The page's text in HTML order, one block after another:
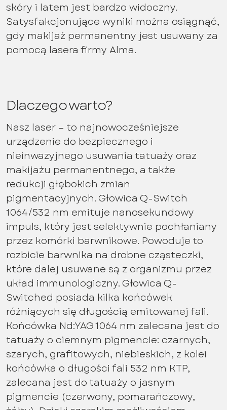
skóry i latem jest bardzo widoczny.
Satysfakcjonujące wyniki można osiągnąć,
gdy makijaż permanentny jest usuwany za
pomocą lasera firmy Alma.
Dlaczego warto?
Nasz laser – to najnowocześniejsze
urządzenie do bezpiecznego i
nieinwazyjnego usuwania tatuaży oraz
makijażu permanentnego, a także
redukcji głębokich zmian
pigmentacyjnych. Głowica Q-Switch
1064/532 nm emituje nanosekundowy
impuls, który jest selektywnie pochłaniany
przez komórki barwnikowe. Powoduje to
rozbicie barwnika na drobne cząsteczki,
które dalej usuwane są z organizmu przez
układ immunologiczny. Głowica Q-
Switched posiada kilka końcówek
różniących się długością emitowanej fali.
Końcówka Nd:YAG 1064 nm zalecana jest do
tatuaży o ciemnym pigmencie: czarnych,
szarych, grafitowych, niebieskich, z kolei
końcówka o długości fali 532 nm KTP,
zalecana jest do tatuaży o jasnym
pigmencie (czerwony, pomarańczowy,